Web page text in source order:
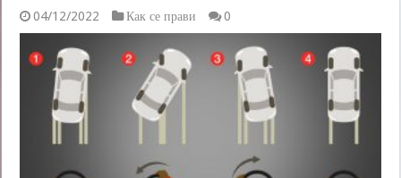
04/12/2022 Как се прави 0